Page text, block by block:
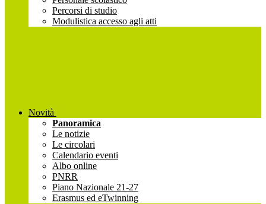
Percorsi di studio
Modulistica accesso agli atti
Novità
Panoramica
Le notizie
Le circolari
Calendario eventi
Albo online
PNRR
Piano Nazionale 21-27
Erasmus ed eTwinning